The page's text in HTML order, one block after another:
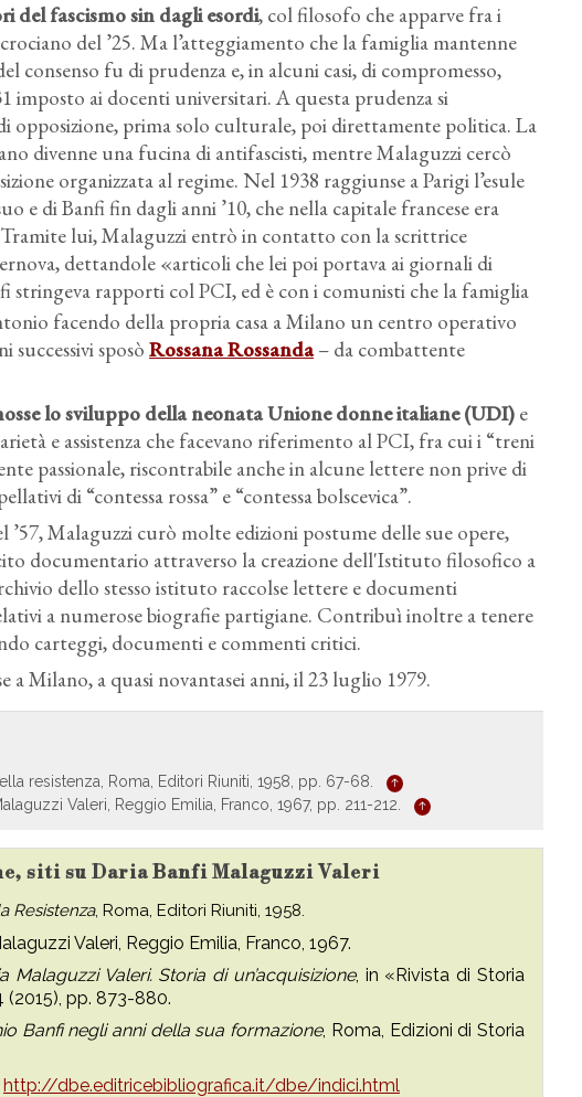
del fascismo sin dagli esordi, col filosofo che apparve fra i
del ’25. Ma l’atteggiamento che la famiglia mantenne
consenso fu di prudenza e, in alcuni casi, di compromesso,
imposto ai docenti universitari. A questa prudenza si
opposizione, prima solo culturale, poi direttamente politica. La
divenne una fucina di antifascisti, mentre Malaguzzi cercò
organizzata al regime. Nel 1938 raggiunse a Parigi l’esule
e di Banfi fin dagli anni ’10, che nella capitale francese era
lui, Malaguzzi entrò in contatto con la scrittrice
dettandole «articoli che lei poi portava ai giornali di
stringeva rapporti col PCI, ed è con i comunisti che la famiglia
facendo della propria casa a Milano un centro operativo
sposòRossana Rossanda– da combattente
lo sviluppo della neonata Unione donne italiane (UDI) e
e assistenza che facevano riferimento al PCI, fra cui i “treni
passionale, riscontrabile anche in alcune lettere non prive di
di “contessa rossa” e “contessa bolscevica”.
Malaguzzi curò molte edizioni postume delle sue opere,
documentario attraverso la creazione dell'Istituto filosofico a
dello stesso istituto raccolse lettere e documenti
a numerose biografie partigiane. Contribuì inoltre a tenere
carteggi, documenti e commenti critici.
a Milano, a quasi novantasei anni, il 23 luglio 1979.
resistenza, Roma, Editori Riuniti, 1958, pp. 67-68.
Valeri, Reggio Emilia, Franco, 1967, pp. 211-212.
siti su Daria Banfi Malaguzzi Valeri
Resistenza, Roma, Editori Riuniti, 1958.
Valeri, Reggio Emilia, Franco, 1967.
Malaguzzi Valeri. Storia di un’acquisizione, in «Rivista di Storia
(2015), pp. 873-880.
Banfi negli anni della sua formazione, Roma, Edizioni di Storia
http://dbe.editricebibliografica.it/dbe/indici.html